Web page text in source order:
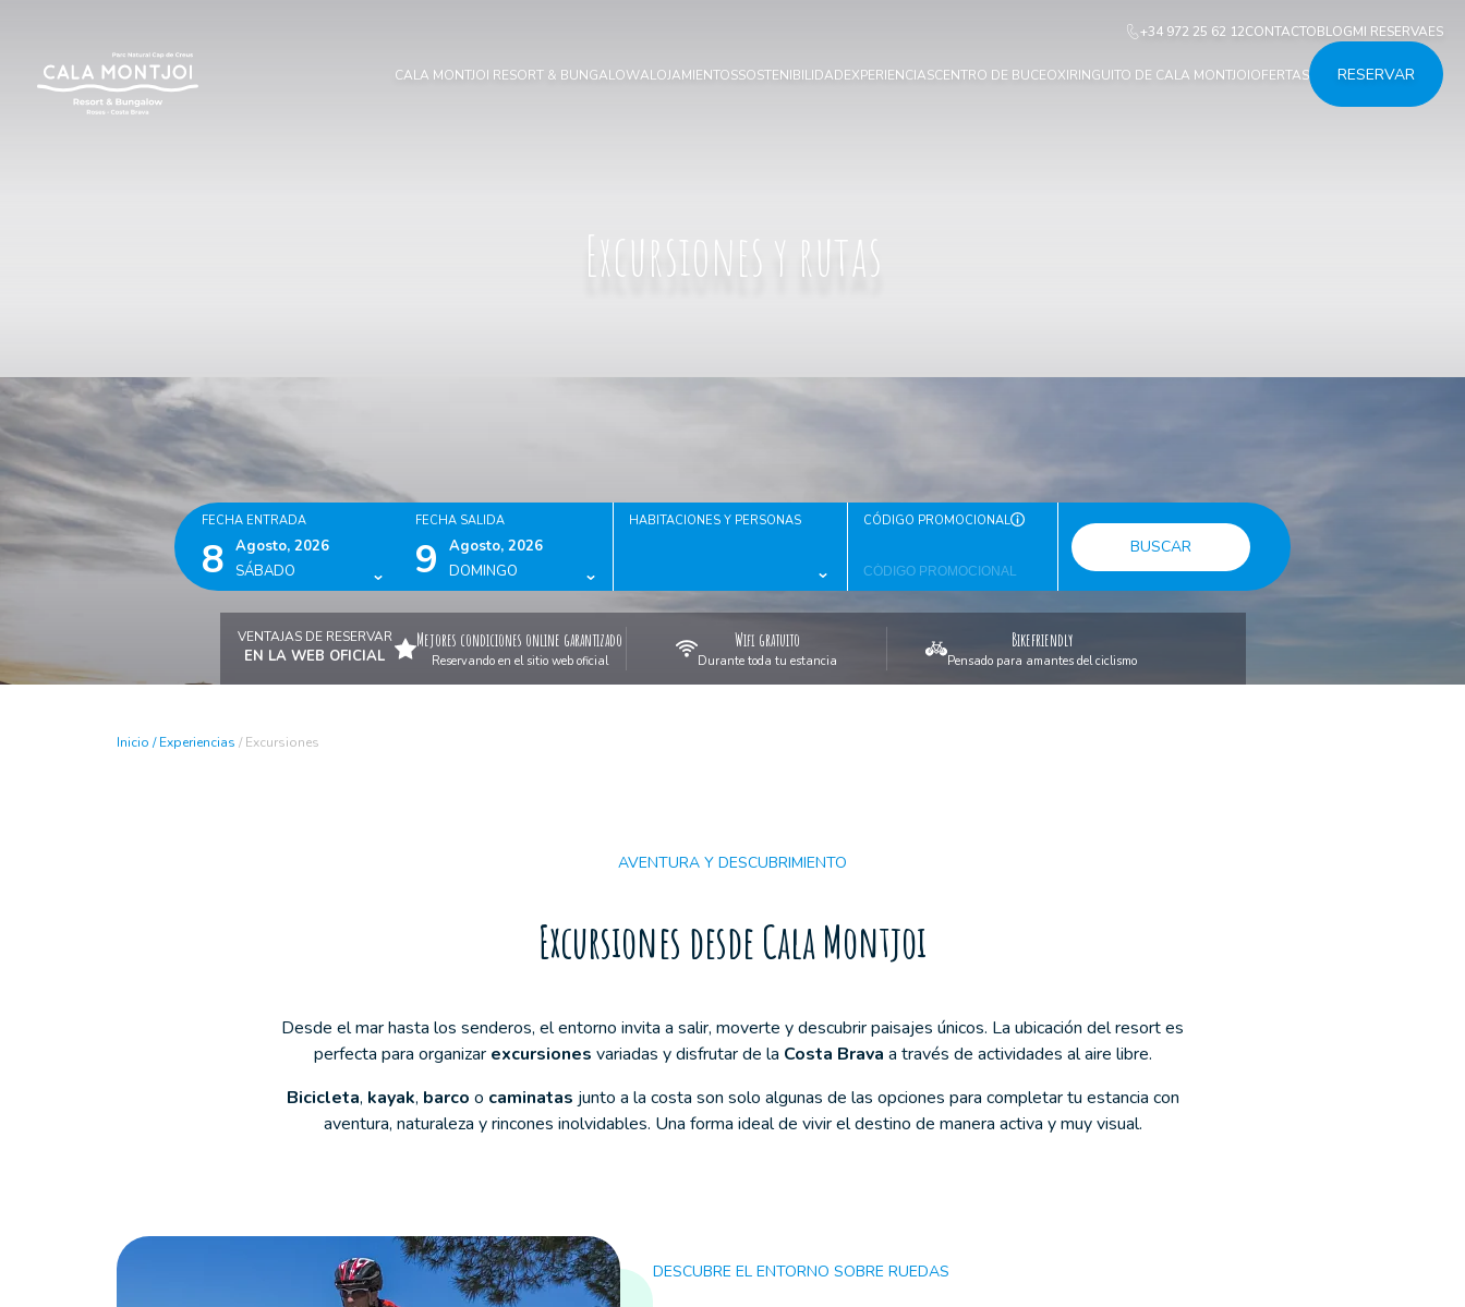
+34 972 25 62 12CONTACTOBLOGMI RESERVAES
CALA MONTJOI RESORT & BUNGALOWALOJAMIENTOSSOSTENIBILIDADEXPERIENCIASCENTRO DE BUCEOXIRINGUITO DE CALA MONTJOIOFERTAS RESERVAR
Excursiones y rutas
FECHA ENTRADA
8
Agosto, 2026
SÁBADO
FECHA SALIDA
9
Agosto, 2026
DOMINGO
HABITACIONES Y PERSONAS CÓDIGO PROMOCIONAL
BUSCAR
VENTAJAS DE RESERVAR
EN LA WEB OFICIAL
Mejores condiciones online garantizado
Reservando en el sitio web oficial
Wifi gratuito
Durante toda tu estancia
Bikefriendly
Pensado para amantes del ciclismo
Inicio /Experiencias /Excursiones
AVENTURA Y DESCUBRIMIENTO
Excursiones desde Cala Montjoi
Desde el mar hasta los senderos, el entorno invita a salir, moverte y descubrir paisajes únicos. La ubicación del resort es
perfecta para organizar excursiones variadas y disfrutar de la Costa Brava a través de actividades al aire libre.
Bicicleta, kayak, barco o caminatas junto a la costa son solo algunas de las opciones para completar tu estancia con
aventura, naturaleza y rincones inolvidables. Una forma ideal de vivir el destino de manera activa y muy visual.
DESCUBRE EL ENTORNO SOBRE RUEDAS